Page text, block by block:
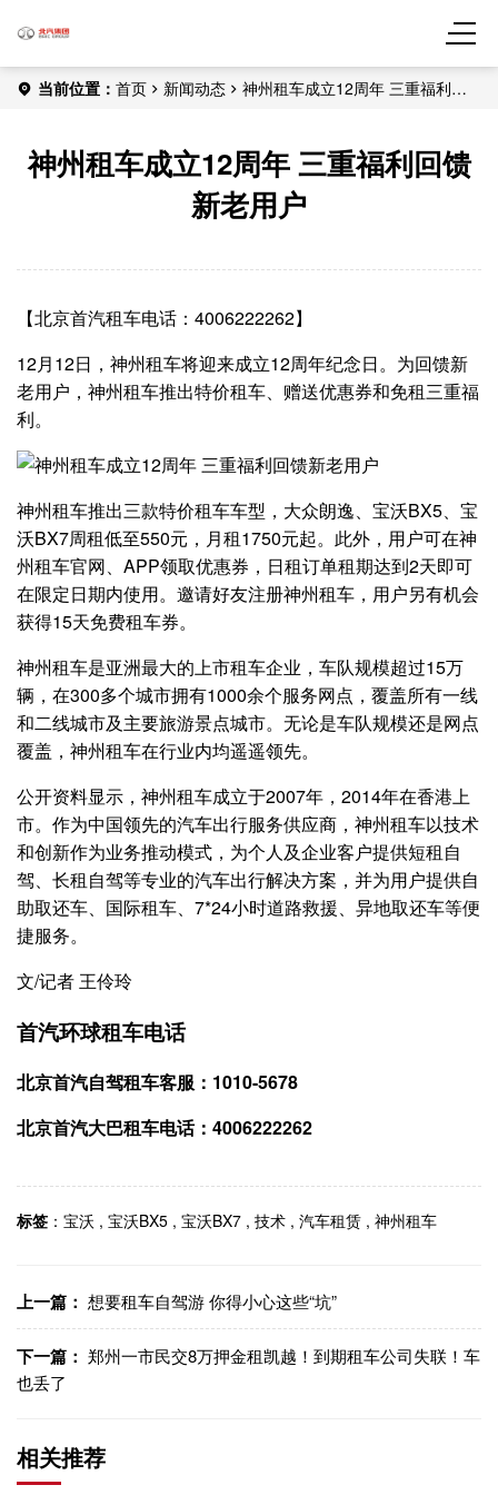
当前位置： 首页 新闻动态
神州租车成立12周年 三重福利回
神州租车成立12周年 三重福利回馈
新老用户
【北京首汽租车电话：4006222262】
12月12日，神州租车将迎来成立12周年纪念日。为回馈新
老用户，神州租车推出特价租车、赠送优惠券和免租三重福
利。
神州租车推出三款特价租车车型，大众朗逸、宝沃BX5、宝
沃BX7周租低至550元，月租1750元起。此外，用户可在神
州租车官网、APP领取优惠券，日租订单租期达到2天即可
在限定日期内使用。邀请好友注册神州租车，用户另有机会
获得15天免费租车券。
神州租车是亚洲最大的上市租车企业，车队规模超过15万
辆，在300多个城市拥有1000余个服务网点，覆盖所有一线
和二线城市及主要旅游景点城市。无论是车队规模还是网点
覆盖，神州租车在行业内均遥遥领先。
公开资料显示，神州租车成立于2007年，2014年在香港上
市。作为中国领先的汽车出行服务供应商，神州租车以技术
和创新作为业务推动模式，为个人及企业客户提供短租自
驾、长租自驾等专业的汽车出行解决方案，并为用户提供自
助取还车、国际租车、7*24小时道路救援、异地取还车等便
捷服务。
文/记者 王伶玲
首汽环球租车电话
北京首汽自驾租车客服：1010-5678
北京首汽大巴租车电话：4006222262
标签 ： 宝沃 , 宝沃BX5 , 宝沃BX7 , 技术 , 汽车租赁 , 神州租车
上一篇： 想要租车自驾游 你得小心这些“坑”
下一篇： 郑州一市民交8万押金租凯越！到期租车公司失联！车
也丢了
相关推荐